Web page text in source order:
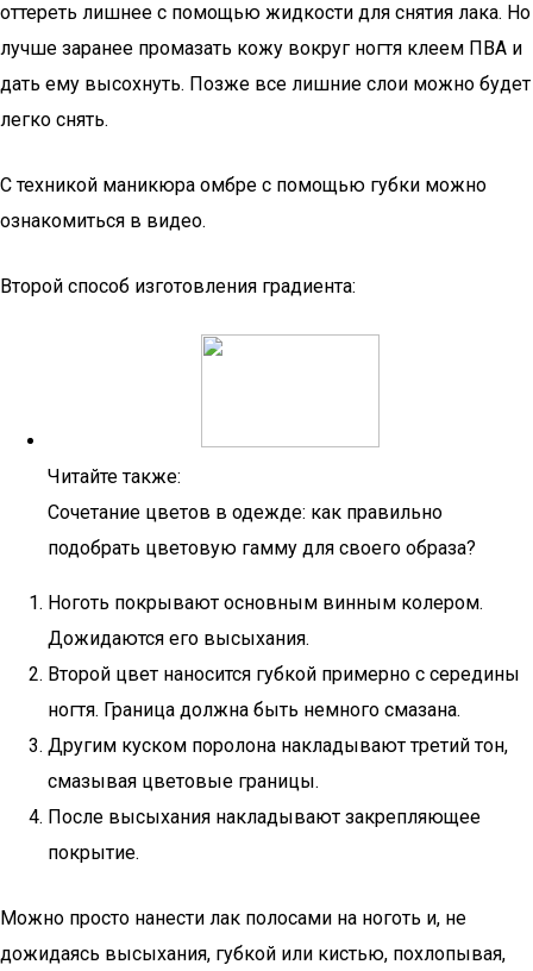
оттереть лишнее с помощью жидкости для снятия лака. Но
лучше заранее промазать кожу вокруг ногтя клеем ПВА и
дать ему высохнуть. Позже все лишние слои можно будет
легко снять.
С техникой маникюра омбре с помощью губки можно
ознакомиться в видео.
Второй способ изготовления градиента:
Читайте также:
Сочетание цветов в одежде: как правильно
подобрать цветовую гамму для своего образа?
Ноготь покрывают основным винным колером.
Дожидаются его высыхания.
Второй цвет наносится губкой примерно с середины
ногтя. Граница должна быть немного смазана.
Другим куском поролона накладывают третий тон,
смазывая цветовые границы.
После высыхания накладывают закрепляющее
покрытие.
Можно просто нанести лак полосами на ноготь и, не
дожидаясь высыхания, губкой или кистью, похлопывая,